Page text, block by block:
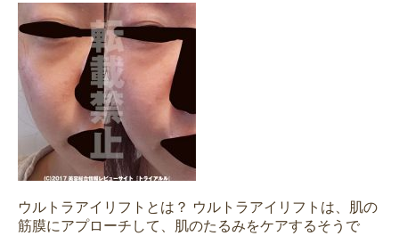
ウルトラアイリフトとは？ ウルトラアイリフトは、肌の
筋膜にアプローチして、肌のたるみをケアするそうで